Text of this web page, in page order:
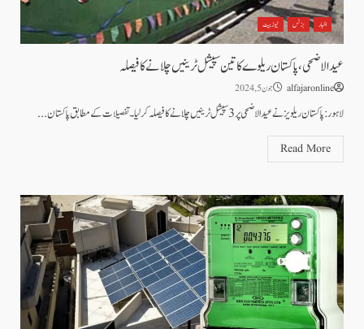
اخبار بزنس نیوز بیٹ
عیدالاضحی ،پاکستان ریلوے کا تین سپیشل ٹرینیں چلانے کا فیصلہ
alfajaronline جون 5, 2024
لاہور :پاکستان ریلویز نے عیدالاضحی پر 3سپیشل ٹرینیں چلانے کا فیصلہ کر لیا۔ تفصیلات کے مطابق پاکستان...
Read More